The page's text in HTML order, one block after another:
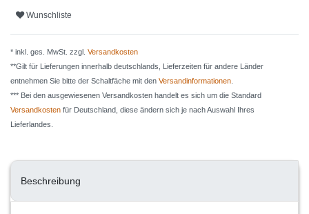
Wunschliste
* inkl. ges. MwSt. zzgl. Versandkosten
**Gilt für Lieferungen innerhalb deutschlands, Lieferzeiten für andere Länder
entnehmen Sie bitte der Schaltfäche mit den Versandinformationen
*** Bei den ausgewiesenen Versandkosten handelt es sich um die Standard
Versandkosten für Deutschland, diese ändern sich je nach Auswahl Ihres
Lieferlandes.
Beschreibung